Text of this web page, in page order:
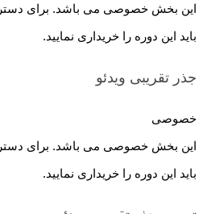
این بخش خصوصی می باشد. برای
باید این دوره را خریداری نمایید.
جذر تقریبی ویدئو
خصوصی
این بخش خصوصی می باشد. برای
باید این دوره را خریداری نمایید.